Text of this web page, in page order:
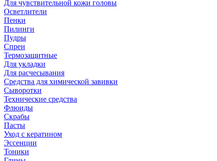
Для чувствительной кожи головы
Осветлители
Пенки
Пилинги
Пудры
Спреи
Термозащитные
Для укладки
Для расчесывания
Средства для химической завивки
Сыворотки
Технические средства
Флюиды
Скрабы
Пасты
Уход с кератином
Эссенции
Тоники